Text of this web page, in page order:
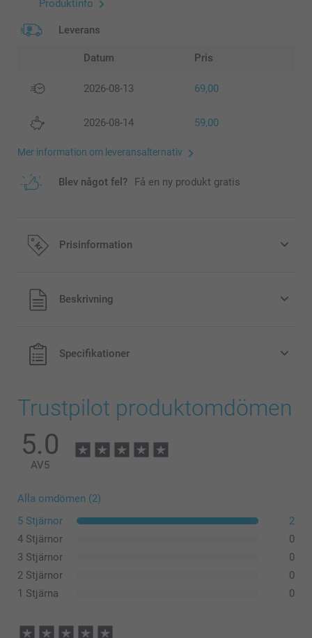
Produktinfo
Leverans
Datum Pris
2026-08-13 69,00
2026-08-14 59,00
Mer information om leveransalternativ
Blev något fel? Få en ny produkt gratis
Prisinformation
Alla priser är i svenska kronor (SEK), inklusive moms och
exklusive porto.
Beskrivning
Specifikationer
Trustpilot produktomdömen
5.0
AV5
Alla omdömen (2)
5 Stjärnor
2
4 Stjärnor
0
3 Stjärnor
0
2 Stjärnor
0
1 Stjärna
0